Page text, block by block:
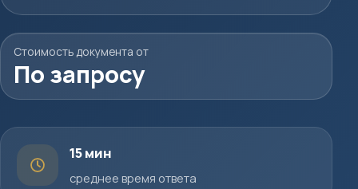
Стоимость документа от
По запросу
15 мин
среднее время ответа